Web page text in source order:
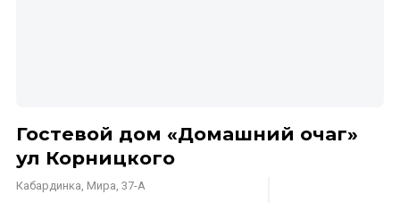
Гостевой дом «Домашний очаг»
ул Корницкого
Кабардинка, Мира, 37-А